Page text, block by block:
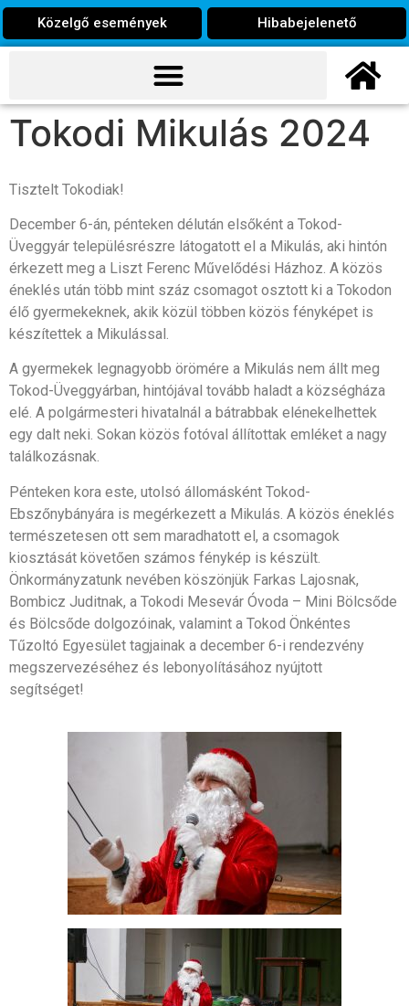
Közelgő események Hibabejelenető
Tokodi Mikulás 2024
Tisztelt Tokodiak!
December 6-án, pénteken délután elsőként a Tokod-
Üveggyár településrészre látogatott el a Mikulás, aki hintón
érkezett meg a Liszt Ferenc Művelődési Házhoz. A közös
éneklés után több mint száz csomagot osztott ki a Tokodon
élő gyermekeknek, akik közül többen közös fényképet is
készítettek a Mikulással.
A gyermekek legnagyobb örömére a Mikulás nem állt meg
Tokod-Üveggyárban, hintójával tovább haladt a községháza
elé. A polgármesteri hivatalnál a bátrabbak elénekelhettek
egy dalt neki. Sokan közös fotóval állítottak emléket a nagy
találkozásnak.
Pénteken kora este, utolsó állomásként Tokod-
Ebszőnybányára is megérkezett a Mikulás. A közös éneklés
természetesen ott sem maradhatott el, a csomagok
kiosztását követően számos fénykép is készült.
Önkormányzatunk nevében köszönjük Farkas Lajosnak,
Bombicz Juditnak, a Tokodi Mesevár Óvoda – Mini Bölcsőde
és Bölcsőde dolgozóinak, valamint a Tokod Önkéntes
Tűzoltó Egyesület tagjainak a december 6-i rendezvény
megszervezéséhez és lebonyolításához nyújtott
segítséget!